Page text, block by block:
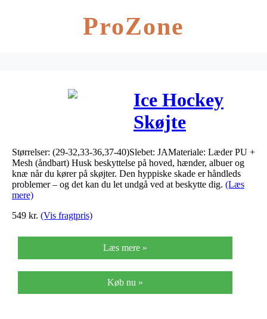
ProZone
Ice Hockey
Skøjte
Semisoft Sort
Størrelser: (29-32,33-36,37-40)Slebet: JAMateriale: Læder PU +
Mesh (åndbart) Husk beskyttelse på hoved, hænder, albuer og
knæ når du kører på skøjter. Den hyppiske skade er håndleds
problemer – og det kan du let undgå ved at beskytte dig. (Læs
mere)
549 kr. (Vis fragtpris)
Læs mere »
Køb nu »